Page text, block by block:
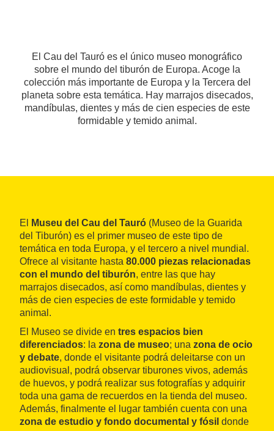
El Cau del Tauró es el único museo monográfico
sobre el mundo del tiburón de Europa. Acoge la
colección más importante de Europa y la Tercera del
planeta sobre esta temática. Hay marrajos disecados,
mandíbulas, dientes y más de cien especies de este
formidable y temido animal.
El Museu del Cau del Tauró (Museo de la Guarida
del Tiburón) es el primer museo de este tipo de
temática en toda Europa, y el tercero a nivel mundial.
Ofrece al visitante hasta 80.000 piezas relacionadas
con el mundo del tiburón, entre las que hay
marrajos disecados, así como mandíbulas, dientes y
más de cien especies de este formidable y temido
animal.
El Museo se divide en tres espacios bien
diferenciados: la zona de museo; una zona de ocio
y debate, donde el visitante podrá deleitarse con un
audiovisual, podrá observar tiburones vivos, además
de huevos, y podrá realizar sus fotografías y adquirir
toda una gama de recuerdos en la tienda del museo.
Además, finalmente el lugar también cuenta con una
zona de estudio y fondo documental y fósil donde